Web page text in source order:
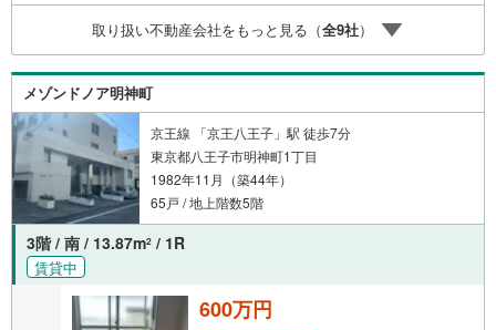
平米の専有面積でゆったりと暮らすことができる物件で
す。8.21平米の広さのバルコニー付き物件です。この度
は、数ある物件の中から弊社の物件をご覧いただき、誠に
ありがとうございます。もし気になる点があればお気軽に
お問い合わせください。お客様の理想の住まい探しを、心
を込めてお手伝いさせていただきます。
取り扱い不動産会社をもっと見る（全9社）
メゾンドノア明神町
京王線 「京王八王子」駅 徒歩7分
東京都八王子市明神町1丁目
1982年11月（築44年）
65戸 / 地上階数5階
3階 / 南 / 13.87m2 / 1R
賃貸中
600万円